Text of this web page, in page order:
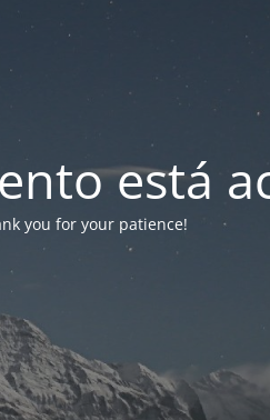
está
you for your patience!